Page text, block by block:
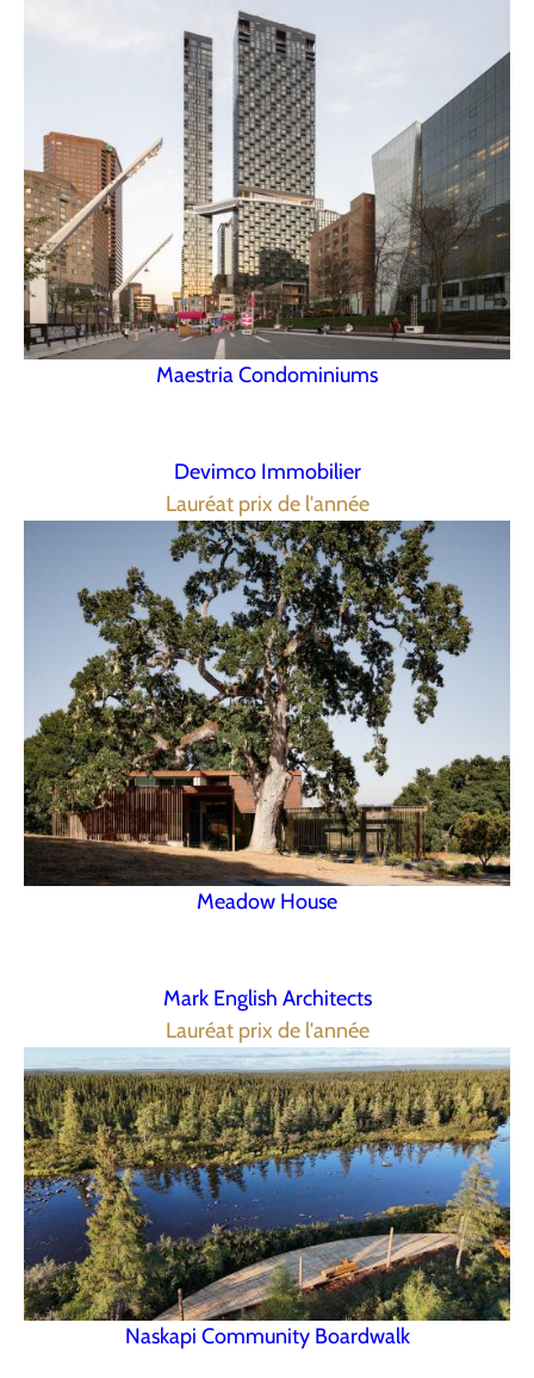
Maestria Condominiums
Devimco Immobilier
Lauréat prix de l'année
Meadow House
Mark English Architects
Lauréat prix de l'année
Naskapi Community Boardwalk